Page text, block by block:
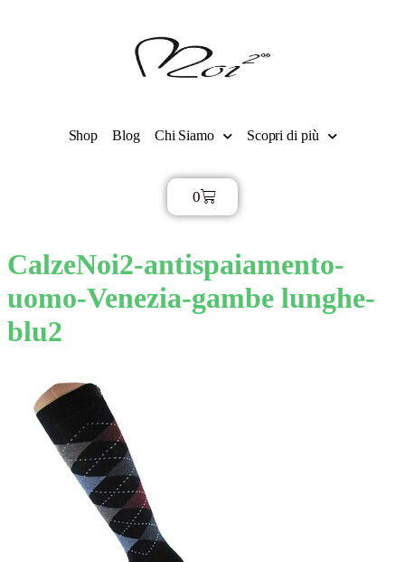
Shop Blog Chi Siamo Scopri di più
0
CalzeNoi2-antispaiamento-
uomo-Venezia-gambe lunghe-
blu2